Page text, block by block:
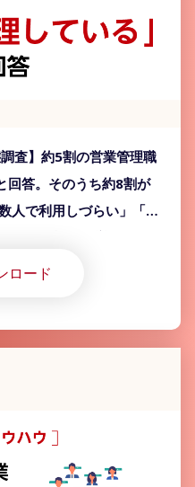
査】約5割の営業管理職
回答。そのうち約8割が
人で利用しづらい」「最
進んでいない実態が明ら
ロード